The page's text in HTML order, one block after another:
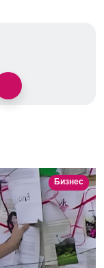
Бизнес